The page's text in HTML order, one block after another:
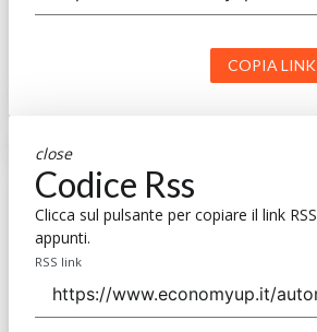
COPIA LINK
close
Codice Rss
Clicca sul pulsante per copiare il link
appunti.
RSS link